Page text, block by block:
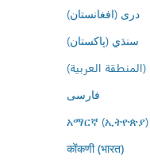
درى (افغانستان)
سنڌي (پاکستان)
العربية)
فارسى
አማርኛ (ኢትዮጵያ)
कोंकणी (भारत)